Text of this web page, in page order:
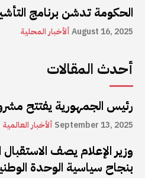
الحكومة تدشن برنامج
ألأخبار المحليةAugust 16, 2025
أحدث المقالات
رئيس الجمهورية يفتتح
ألأخبار العالمية September 13, 2025
وزير الإعلام يصف
بنجاح سياسية الوحدة